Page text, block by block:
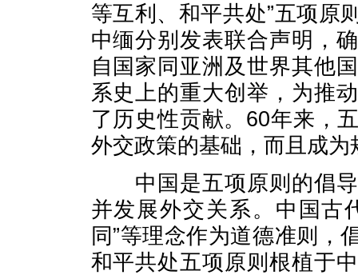
等互利、和平共处”五项原
中缅分别发表联合声明，
自国家同亚洲及世界其他
系史上的重大创举，为推
了历史性贡献。60年来，
外交政策的基础，而且成
中国是五项原则的倡导
并发展外交关系。中国古
同”等理念作为道德准则，
和平共处五项原则根植于